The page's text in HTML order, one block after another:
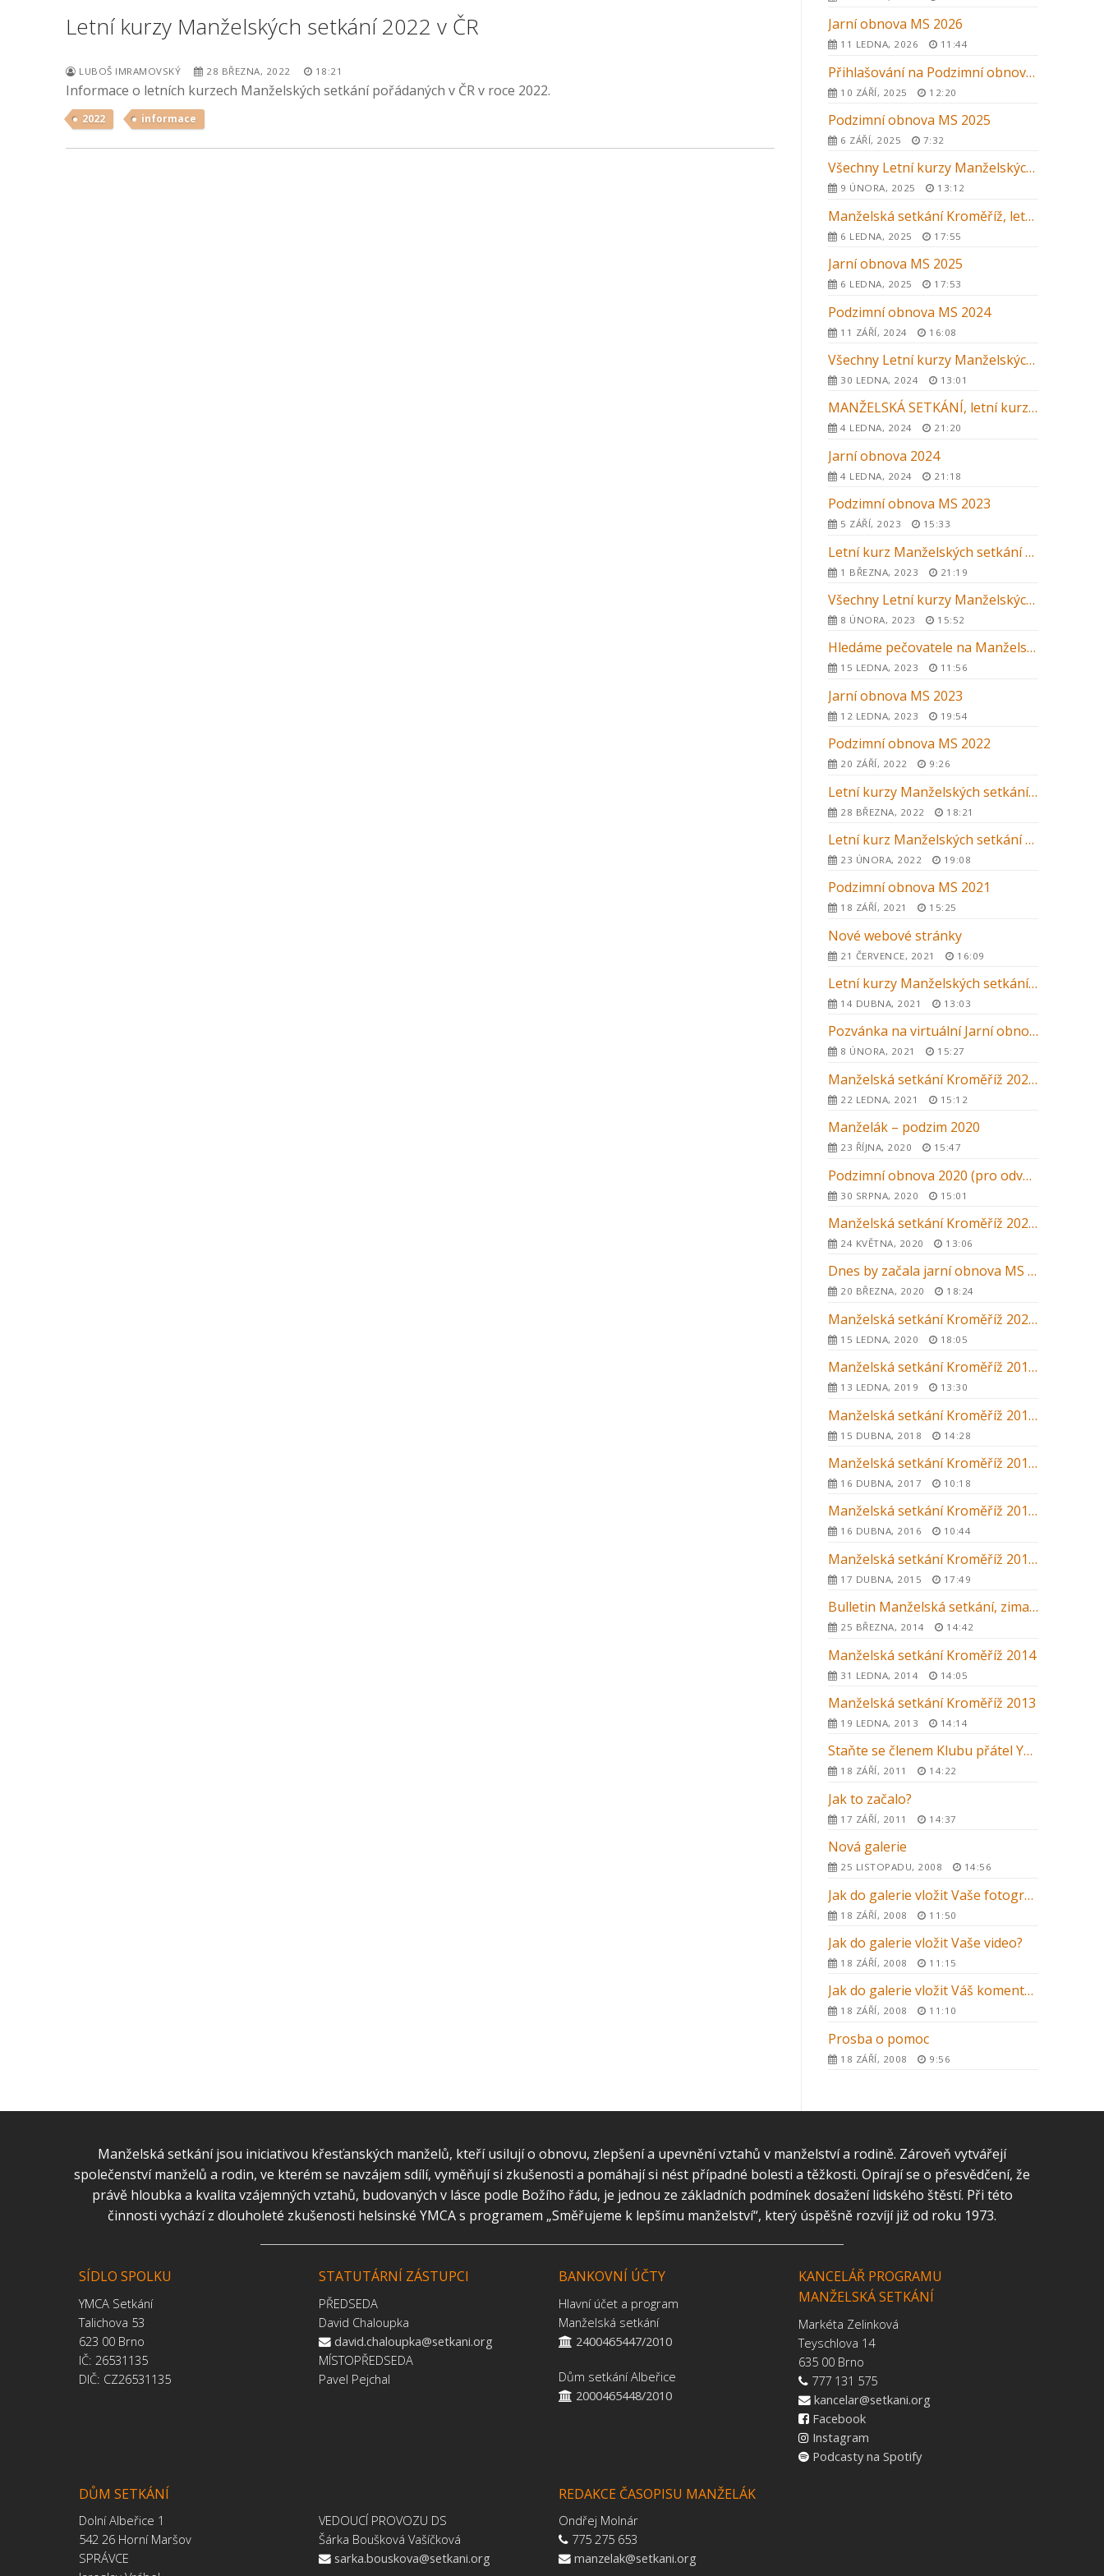
Letní kurzy Manželských setkání 2022 v ČR
LUBOŠ IMRAMOVSKÝ 28 BŘEZNA, 2022 18:21
Informace o letních kurzech Manželských setkání pořádaných v ČR v roce 2022.
2022 informace
Jarní obnova MS 2026
11 LEDNA, 2026 11:44
Přihlašování na Podzimní obnovu MS 2025 v Kroměříži
10 ZÁŘÍ, 2025 12:20
Podzimní obnova MS 2025
6 ZÁŘÍ, 2025 7:32
Všechny Letní kurzy Manželských setkání 2025 v ČR
9 ÚNORA, 2025 13:12
Manželská setkání Kroměříž, letní kurz 2025
6 LEDNA, 2025 17:55
Jarní obnova MS 2025
6 LEDNA, 2025 17:53
Podzimní obnova MS 2024
11 ZÁŘÍ, 2024 16:08
Všechny Letní kurzy Manželských setkání 2024 v ČR
30 LEDNA, 2024 13:01
MANŽELSKÁ SETKÁNÍ, letní kurz 2024
4 LEDNA, 2024 21:20
Jarní obnova 2024
4 LEDNA, 2024 21:18
Podzimní obnova MS 2023
5 ZÁŘÍ, 2023 15:33
Letní kurz Manželských setkání 2023 v Kroměříži
1 BŘEZNA, 2023 21:19
Všechny Letní kurzy Manželských setkání 2023 v ČR
8 ÚNORA, 2023 15:52
Hledáme pečovatele na Manželská setkání 2023
15 LEDNA, 2023 11:56
Jarní obnova MS 2023
12 LEDNA, 2023 19:54
Podzimní obnova MS 2022
20 ZÁŘÍ, 2022 9:26
Letní kurzy Manželských setkání 2022 v ČR
28 BŘEZNA, 2022 18:21
Letní kurz Manželských setkání 2022 v Kroměříži
23 ÚNORA, 2022 19:08
Podzimní obnova MS 2021
18 ZÁŘÍ, 2021 15:25
Nové webové stránky
21 ČERVENCE, 2021 16:09
Letní kurzy Manželských setkání 2021
14 DUBNA, 2021 13:03
Pozvánka na virtuální Jarní obnovu MS 2021
8 ÚNORA, 2021 15:27
Manželská setkání Kroměříž 2021 – letní kurz
22 LEDNA, 2021 15:12
Manželák – podzim 2020
23 ŘÍJNA, 2020 15:47
Podzimní obnova 2020 (pro odvážné)
30 SRPNA, 2020 15:01
Manželská setkání Kroměříž 2020 – zrušení letního kurzu
24 KVĚTNA, 2020 13:06
Dnes by začala jarní obnova MS v Kroměříži …
20 BŘEZNA, 2020 18:24
Manželská setkání Kroměříž 2020 – letní kurz – ZRUŠENO
15 LEDNA, 2020 18:05
Manželská setkání Kroměříž 2019 – letní kurz
13 LEDNA, 2019 13:30
Manželská setkání Kroměříž 2018 – letní kurz
15 DUBNA, 2018 14:28
Manželská setkání Kroměříž 2017 – letní kurz
16 DUBNA, 2017 10:18
Manželská setkání Kroměříž 2016 – letní kurz
16 DUBNA, 2016 10:44
Manželská setkání Kroměříž 2015 – letní kurz
17 DUBNA, 2015 17:49
Bulletin Manželská setkání, zima 2014
25 BŘEZNA, 2014 14:42
Manželská setkání Kroměříž 2014
31 LEDNA, 2014 14:05
Manželská setkání Kroměříž 2013
19 LEDNA, 2013 14:14
Staňte se členem Klubu přátel YMCA Setkání
18 ZÁŘÍ, 2011 14:22
Jak to začalo?
17 ZÁŘÍ, 2011 14:37
Nová galerie
25 LISTOPADU, 2008 14:56
Jak do galerie vložit Vaše fotografie?
18 ZÁŘÍ, 2008 11:50
Jak do galerie vložit Vaše video?
18 ZÁŘÍ, 2008 11:15
Jak do galerie vložit Váš komentář nebo svědectví
18 ZÁŘÍ, 2008 11:10
Prosba o pomoc
18 ZÁŘÍ, 2008 9:56
Manželská setkání jsou iniciativou křesťanských manželů, kteří usilují o obnovu, zlepšení a upevnění vztahů v manželství a rodině. Zároveň vytvářejí
společenství manželů a rodin, ve kterém se navzájem sdílí, vyměňují si zkušenosti a pomáhají si nést případné bolesti a těžkosti. Opírají se o přesvědčení, že
právě hloubka a kvalita vzájemných vztahů, budovaných v lásce podle Božího řádu, je jednou ze základních podmínek dosažení lidského štěstí. Při této
činnosti vychází z dlouholeté zkušenosti helsinské YMCA s programem „Směřujeme k lepšímu manželství“, který úspěšně rozvíjí již od roku 1973.
SÍDLO SPOLKU
YMCA Setkání
Talichova 53
623 00 Brno
IČ: 26531135
DIČ: CZ26531135
STATUTÁRNÍ ZÁSTUPCI
PŘEDSEDA
David Chaloupka
david.chaloupka@setkani.org
MÍSTOPŘEDSEDA
Pavel Pejchal
BANKOVNÍ ÚČTY
Hlavní účet a program
Manželská setkání
2400465447/2010
Dům setkání Albeřice
2000465448/2010
KANCELÁŘ PROGRAMU
MANŽELSKÁ SETKÁNÍ
Markéta Zelinková
Teyschlova 14
635 00 Brno
777 131 575
kancelar@setkani.org
Facebook
Instagram
Podcasty na Spotify
DŮM SETKÁNÍ
Dolní Albeřice 1
542 26 Horní Maršov
SPRÁVCE
VEDOUCÍ PROVOZU DS
Šárka Boušková Vašíčková
sarka.bouskova@setkani.org
REDAKCE ČASOPISU MANŽELÁK
Ondřej Molnár
775 275 653
manzelak@setkani.org